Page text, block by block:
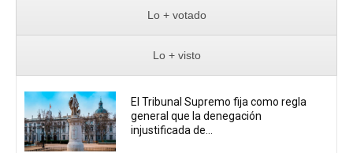
Lo + votado
Lo + visto
El Tribunal Supremo fija como regla
general que la denegación
injustificada de...